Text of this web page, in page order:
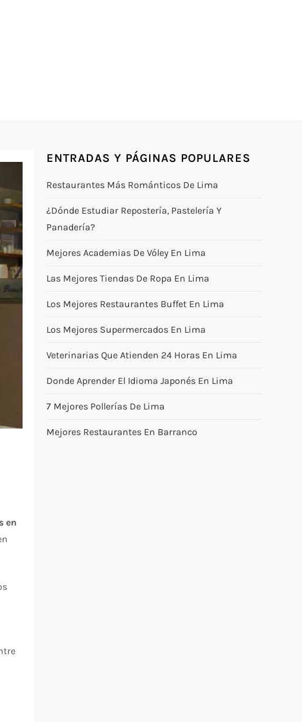
en
ENTRADAS Y PÁGINAS POPULARES
Restaurantes Más Románticos De Lima
¿Dónde Estudiar Repostería, Pastelería Y
Panadería?
Mejores Academias De Vóley En Lima
Las Mejores Tiendas De Ropa En Lima
Los Mejores Restaurantes Buffet En Lima
Los Mejores Supermercados En Lima
Veterinarias Que Atienden 24 Horas En Lima
Donde Aprender El Idioma Japonés En Lima
7 Mejores Pollerías De Lima
Mejores Restaurantes En Barranco